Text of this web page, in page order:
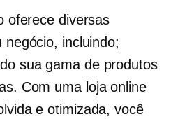
oferece diversas
incluindo;
sua gama de produtos
Com uma loja online
e otimizada, você